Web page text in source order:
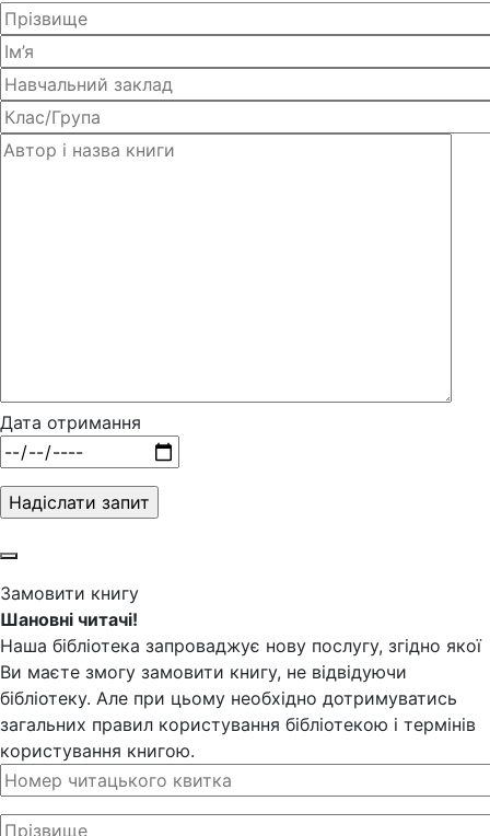
Дата отримання
Замовити книгу
Шановні читачі!
Наша бібліотека запроваджує нову послугу, згідно якої
Ви маєте змогу замовити книгу, не відвідуючи
бібліотеку. Але при цьому необхідно дотримуватись
загальних правил користування бібліотекою і термінів
користування книгою.